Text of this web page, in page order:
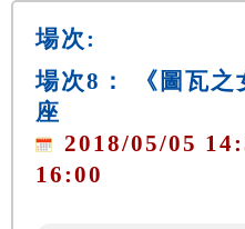
場次:
場次8： 《圖瓦之
座
2018/05/05
16:00